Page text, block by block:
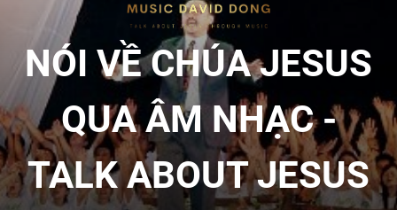
QUA
ÂM
NÓI VỀ CHÚA JESUS
QUA ÂM NHẠC -
TALK ABOUT JESUS